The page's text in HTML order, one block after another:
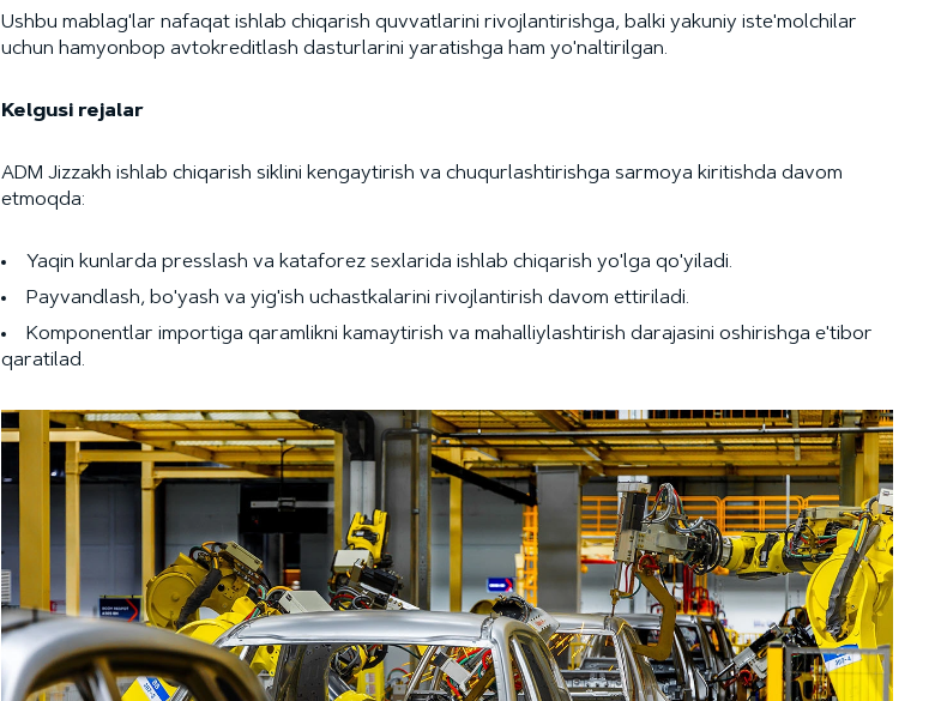
Ushbu mablag'lar nafaqat ishlab chiqarish quvvatlarini rivojlantirishga, balki yakuniy iste'molchilar
uchun hamyonbop avtokreditlash dasturlarini yaratishga ham yo'naltirilgan.
Kelgusi rejalar
ADM Jizzakh ishlab chiqarish siklini kengaytirish va chuqurlashtirishga sarmoya kiritishda davom
etmoqda:
Yaqin kunlarda presslash va kataforez sexlarida ishlab chiqarish yo'lga qo'yiladi.
Payvandlash, bo'yash va yig'ish uchastkalarini rivojlantirish davom ettiriladi.
Komponentlar importiga qaramlikni kamaytirish va mahalliylashtirish darajasini oshirishga e'tibor
qaratilad.